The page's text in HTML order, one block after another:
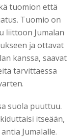
tuomion että
Tuomio on
liittoon Jumalan
ja ottavat
kanssa, saavat
tarvittaessa
suola puuttuu.
itseään,
Jumalalle.